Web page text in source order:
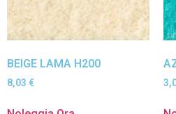
BEIGE LAMA H200
8,03 €